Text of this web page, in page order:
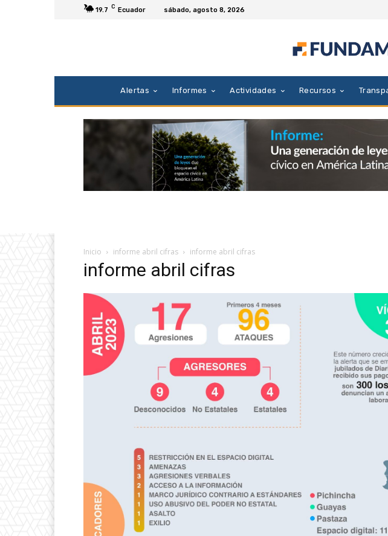
19.7 C Ecuador sábado, agosto 8, 2026
Alertas Informes Actividades Recursos
Inicio informe abril cifras informe abril cifras
informe abril cifras